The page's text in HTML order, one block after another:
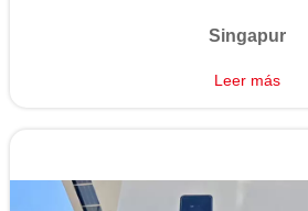
Singapur
Leer más